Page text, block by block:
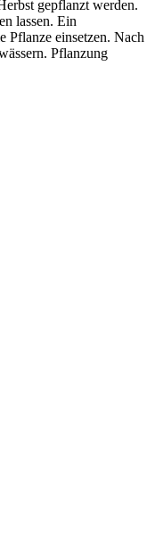
gepflanzt werden.
lassen. Ein
Pflanze einsetzen. Nach
Pflanzung